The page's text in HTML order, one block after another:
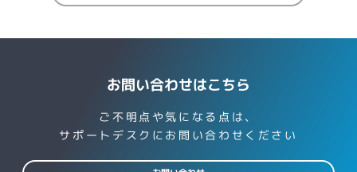
お問い合わせはこちら
ご不明点や気になる点は、
サポートデスクにお問い合わせください